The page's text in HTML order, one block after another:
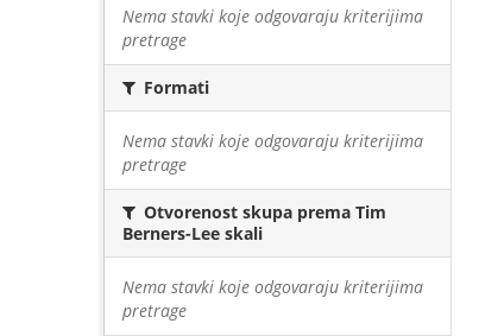
Nema stavki koje odgovaraju kriterijima
pretrage
Formati
Nema stavki koje odgovaraju kriterijima
pretrage
Otvorenost skupa prema Tim
Berners-Lee skali
Nema stavki koje odgovaraju kriterijima
pretrage